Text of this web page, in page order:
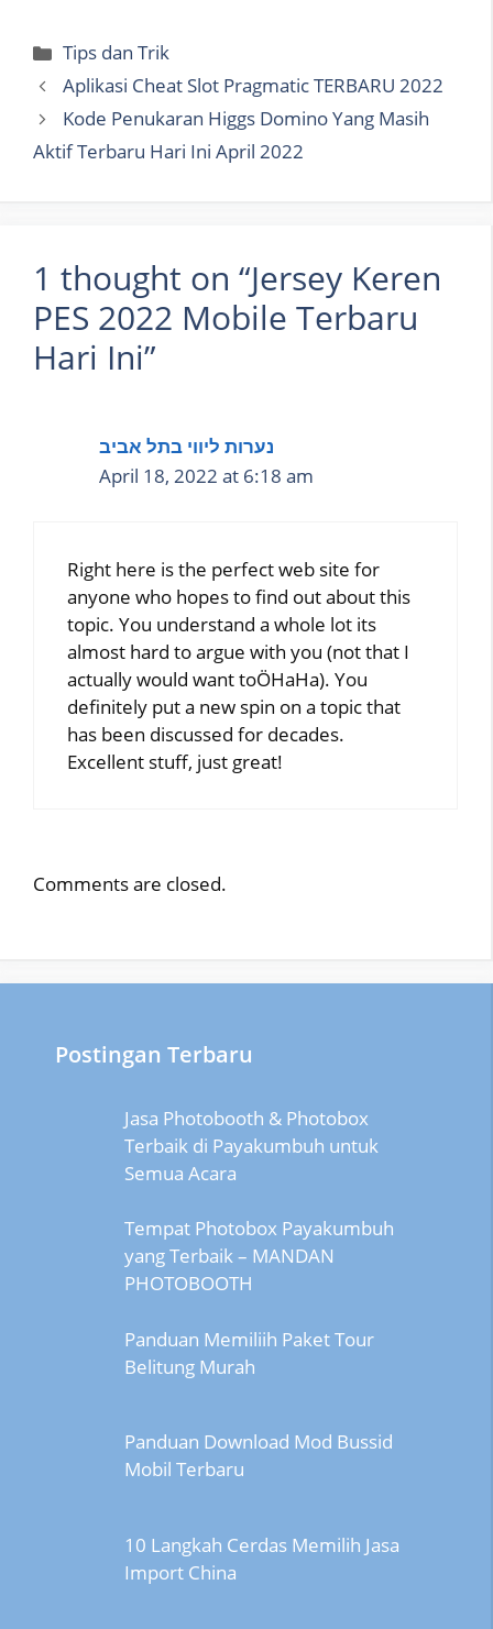
Categories
Tips dan Trik
Aplikasi Cheat Slot Pragmatic TERBARU 2022
Kode Penukaran Higgs Domino Yang Masih
Aktif Terbaru Hari Ini April 2022
1 thought on “Jersey Keren
PES 2022 Mobile Terbaru
Hari Ini”
נערות ליווי בתל אביב
April 18, 2022 at 6:18 am
Right here is the perfect web site for
anyone who hopes to find out about this
topic. You understand a whole lot its
almost hard to argue with you (not that I
actually would want toÖHaHa). You
definitely put a new spin on a topic that
has been discussed for decades.
Excellent stuff, just great!
Comments are closed.
Postingan Terbaru
Jasa Photobooth & Photobox
Terbaik di Payakumbuh untuk
Semua Acara
Tempat Photobox Payakumbuh
yang Terbaik – MANDAN
PHOTOBOOTH
Panduan Memiliih Paket Tour
Belitung Murah
Panduan Download Mod Bussid
Mobil Terbaru
10 Langkah Cerdas Memilih Jasa
Import China